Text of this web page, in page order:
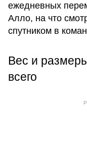
ежедневных
Алло, на что
спутником в
Вес и
всего